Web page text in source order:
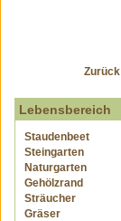
Zurück
Lebensbereich
Staudenbeet
Steingarten
Naturgarten
Gehölzrand
Sträucher
Gräser